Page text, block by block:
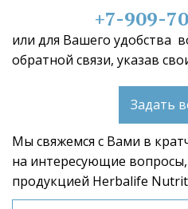
+7-909-
или для Вашего удобства
обратной связи, указав
Задать
Мы свяжемся с Вами в
на интересующие вопросы,
продукцией Herbalife